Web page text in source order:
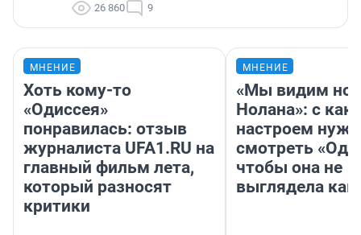
26 860 9
МНЕНИЕ
Хоть кому-то
«Одиссея»
понравилась: отзыв
журналиста UFA1.RU на
главный фильм лета,
который разносят
критики
МНЕНИЕ
«Мы видим
Нолана»: с
настроем
смотреть
чтобы она не
выглядела как